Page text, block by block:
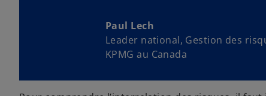
Paul Lech
Leader national, Gestion des
KPMG au Canada